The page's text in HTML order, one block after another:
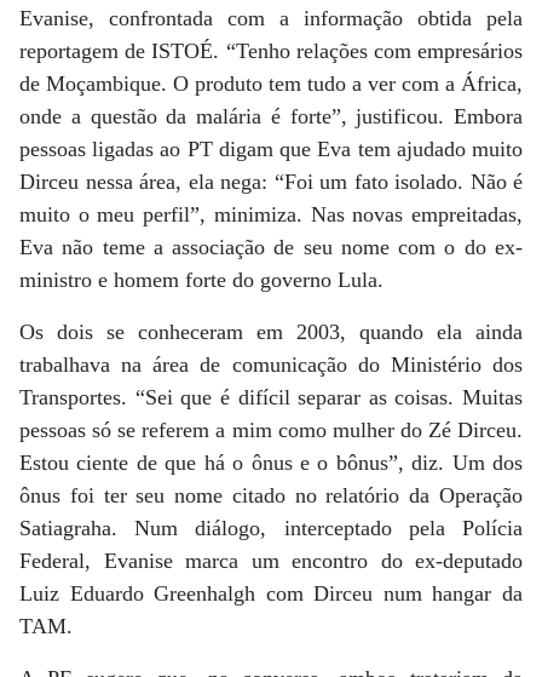
Evanise, confrontada com a informação obtida pela
reportagem de ISTOÉ. “Tenho relações com empresários
de Moçambique. O produto tem tudo a ver com a África,
onde a questão da malária é forte”, justificou. Embora
pessoas ligadas ao PT digam que Eva tem ajudado muito
Dirceu nessa área, ela nega: “Foi um fato isolado. Não é
muito o meu perfil”, minimiza. Nas novas empreitadas,
Eva não teme a associação de seu nome com o do ex-
ministro e homem forte do governo Lula.
Os dois se conheceram em 2003, quando ela ainda
trabalhava na área de comunicação do Ministério dos
Transportes. “Sei que é difícil separar as coisas. Muitas
pessoas só se referem a mim como mulher do Zé Dirceu.
Estou ciente de que há o ônus e o bônus”, diz. Um dos
ônus foi ter seu nome citado no relatório da Operação
Satiagraha. Num diálogo, interceptado pela Polícia
Federal, Evanise marca um encontro do ex-deputado
Luiz Eduardo Greenhalgh com Dirceu num hangar da
TAM.